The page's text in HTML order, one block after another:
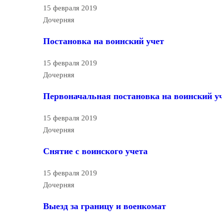
15 февраля 2019
Дочерняя
Постановка на воинский учет
15 февраля 2019
Дочерняя
Первоначальная постановка на воинский
15 февраля 2019
Дочерняя
Снятие с воинского учета
15 февраля 2019
Дочерняя
Выезд за границу и военкомат